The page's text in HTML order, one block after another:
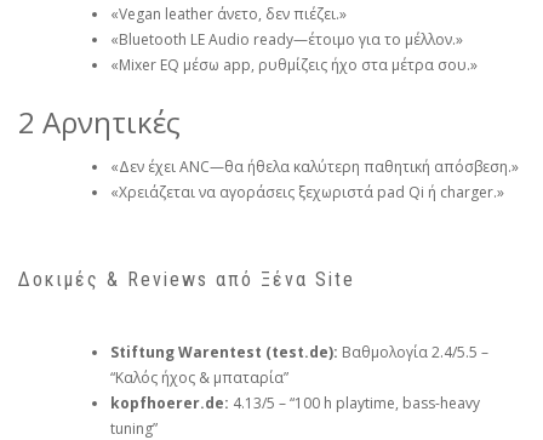
«Vegan leather άνετο, δεν πιέζει.»
«Bluetooth LE Audio ready—έτοιμο για το μέλλον.»
«Mixer EQ μέσω app, ρυθμίζεις ήχο στα μέτρα σου.»
2 Αρνητικές
«Δεν έχει ANC—θα ήθελα καλύτερη παθητική απόσβεση.»
«Χρειάζεται να αγοράσεις ξεχωριστά pad Qi ή charger.»
Δοκιμές & Reviews από Ξένα Site
Stiftung Warentest (test.de): Βαθμολογία 2.4/5.5 –
“Καλός ήχος & μπαταρία”
kopfhoerer.de: 4.13/5 – “100 h playtime, bass-heavy
tuning”